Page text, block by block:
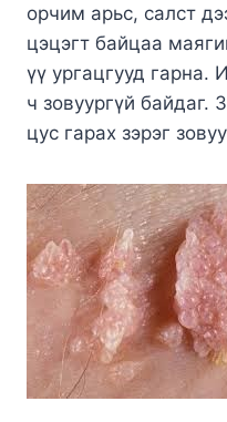
орчим арьс, салст
цэцэгт байцаа
үү ургацгууд гарна.
ч зовуургүй байдаг.
цус гарах зэрэг